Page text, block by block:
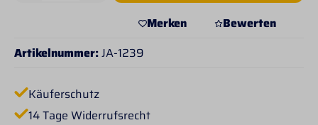
Merken
Bewerten
Artikelnummer:JA-1239
Käuferschutz
14 Tage Widerrufsrecht